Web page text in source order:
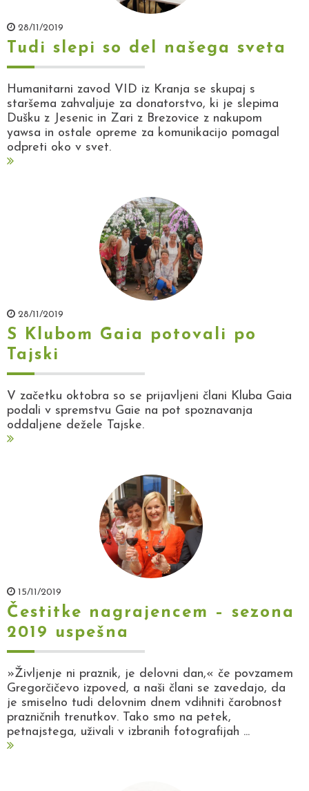
28/11/2019
Tudi slepi so del našega sveta
Humanitarni zavod VID iz Kranja se skupaj s
staršema zahvaljuje za donatorstvo, ki je slepima
Dušku z Jesenic in Zari z Brezovice z nakupom
yawsa in ostale opreme za komunikacijo pomagal
odpreti oko v svet.
28/11/2019
S Klubom Gaia potovali po
Tajski
V začetku oktobra so se prijavljeni člani Kluba Gaia
podali v spremstvu Gaie na pot spoznavanja
oddaljene dežele Tajske.
15/11/2019
Čestitke nagrajencem – sezona
2019 uspešna
»Življenje ni praznik, je delovni dan,« če povzamem
Gregorčičevo izpoved, a naši člani se zavedajo, da
je smiselno tudi delovnim dnem vdihniti čarobnost
prazničnih trenutkov. Tako smo na petek,
petnajstega, uživali v izbranih fotografijah ...